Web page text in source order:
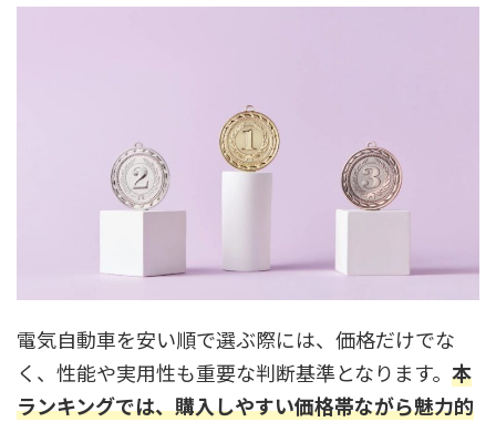
電気自動車を安い順で選ぶ際には、価格だけでな
く、性能や実用性も重要な判断基準となります。 本
ランキングでは、購入しやすい価格帯ながら魅力的